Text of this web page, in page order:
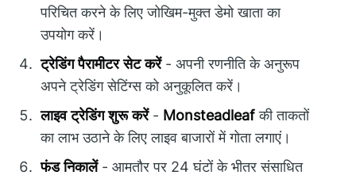
परिचित करने के लिए जोखिम-मुक्त डेमो खाता का
उपयोग करें।
ट्रेडिंग पैरामीटर सेट करें- अपनी रणनीति के अनुरूप
अपने ट्रेडिंग सेटिंग्स को अनुकूलित करें।
लाइव ट्रेडिंग शुरू करें- Monsteadleafकी ताकतों
का लाभ उठाने के लिए लाइव बाजारों में गोता लगाएं।
फंड निकालें- आमतौर पर 24 घंटों के भीतर संसाधित